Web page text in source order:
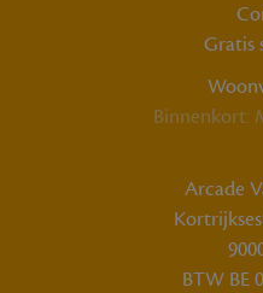
Gratis
Binnenkort:
Arcade
BTW BE